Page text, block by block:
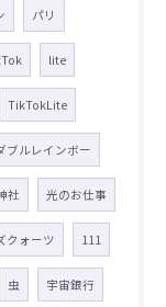
パリ
lite
TikTokLite
ブルレインボー
社 光のお仕事
クォーツ 111
虫 宇宙銀行